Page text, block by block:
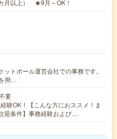
月以上） ★9月～OK！
ットボール運営会社での事務です。
用…
要
験OK！【こんな方におススメ！ま
迎条件】事務経験および…